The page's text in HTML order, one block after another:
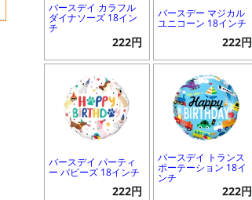
バースデイ カラフル
ダイナソーズ 18イン
チ
222円
バースデー マジカル
ユニコーン 18インチ
222円
バースデイ パーティ
ー パピーズ 18インチ
222円
バースデイ トランス
ポーテーション 18イ
ンチ
222円